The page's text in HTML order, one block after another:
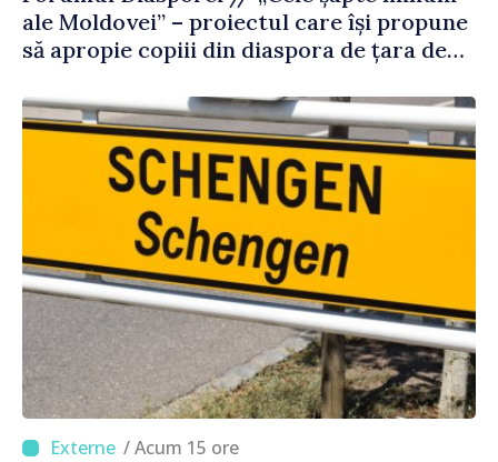
ale Moldovei” – proiectul care își propune
să apropie copiii din diaspora de țara de
/ Acum 15 ore